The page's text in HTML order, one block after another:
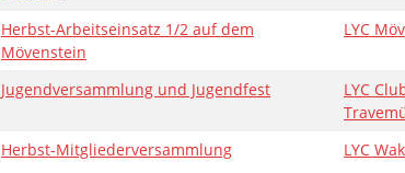
Herbst-Arbeitseinsatz 1/2 auf dem
Mövenstein
LYC
Jugendversammlung und Jugendfest
LYC
Herbst-Mitgliederversammlung LYC